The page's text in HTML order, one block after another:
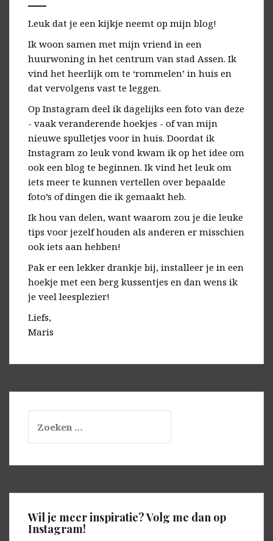
Leuk dat je een kijkje neemt op mijn blog!
Ik woon samen met mijn vriend in een
huurwoning in het centrum van stad Assen. Ik
vind het heerlijk om te ‘rommelen’ in huis en
dat vervolgens vast te leggen.
Op Instagram deel ik dagelijks een foto van deze
- vaak veranderende hoekjes - of van mijn
nieuwe spulletjes voor in huis. Doordat ik
Instagram zo leuk vond kwam ik op het idee om
ook een blog te beginnen. Ik vind het leuk om
iets meer te kunnen vertellen over bepaalde
foto’s of dingen die ik gemaakt heb.
Ik hou van delen, want waarom zou je die leuke
tips voor jezelf houden als anderen er misschien
ook iets aan hebben!
Pak er een lekker drankje bij, installeer je in een
hoekje met een berg kussentjes en dan wens ik
je veel leesplezier!
Liefs,
Maris
naar:
Wil je meer inspiratie? Volg me dan op
Instagram!